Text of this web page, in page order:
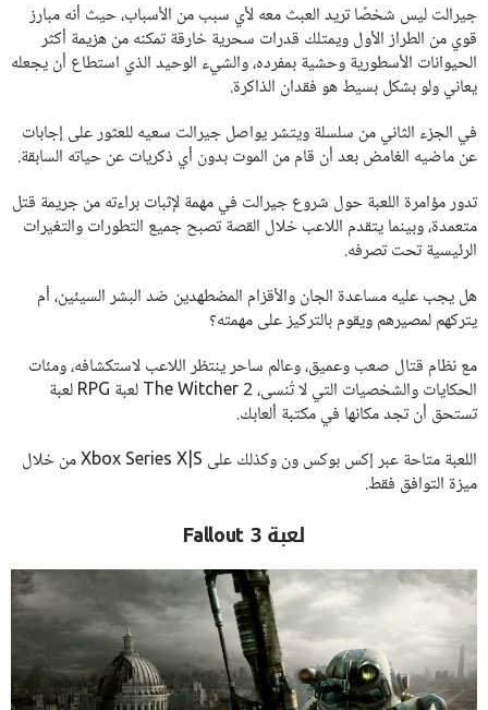
جيرالت ليس شخصًا تريد العبث معه لأي سبب من الأسباب، حيث أنه مبارز
قوي من الطراز الأول ويمتلك قدرات سحرية خارقة تمكنه من هزيمة أكثر
الحيوانات الأسطورية وحشية بمفرده، والشيء الوحيد الذي استطاع أن يجعله
يعاني ولو بشكل بسيط هو فقدان الذاكرة.
في الجزء الثاني من سلسلة ويتشر يواصل جيرالت سعيه للعثور على إجابات
عن ماضيه الغامض بعد أن قام من الموت بدون أي ذكريات عن حياته السابقة.
تدور مؤامرة اللعبة حول شروع جيرالت في مهمة لإثبات براءته من جريمة قتل
متعمدة، وبينما يتقدم اللاعب خلال القصة تصبح جميع التطورات والتغيرات
الرئيسية تحت تصرفه.
هل يجب عليه مساعدة الجان والأقزام المضطهدين ضد البشر السيئين، أم
يتركهم لمصيرهم ويقوم بالتركيز على مهمته؟
مع نظام قتال صعب وعميق، وعالم ساحر ينتظر اللاعب لاستكشافه، ومئات
الحكايات والشخصيات التي لا تُنسى، The Witcher 2 لعبة RPG لعبة
تستحق أن تجد مكانها في مكتبة ألعابك.
اللعبة متاحة عبر إكس بوكس ون وكذلك على Xbox Series X|S من خلال
ميزة التوافق فقط.
لعبة Fallout 3